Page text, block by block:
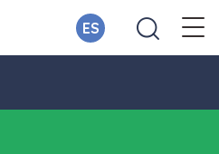
ES